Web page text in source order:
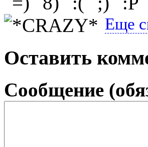
Еще
Оставить
Сообщение